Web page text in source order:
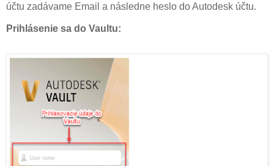
účtu zadávame Email a následne heslo do Autodesk účtu.
Prihlásenie sa do Vaultu: